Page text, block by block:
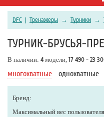
DFC | Тренажеры → Турники →
ТУРНИК-БРУСЬЯ-
В наличии: 4 модели, 17 490 - 23
многохватные однохватные
Бренд:
Максимальный вес